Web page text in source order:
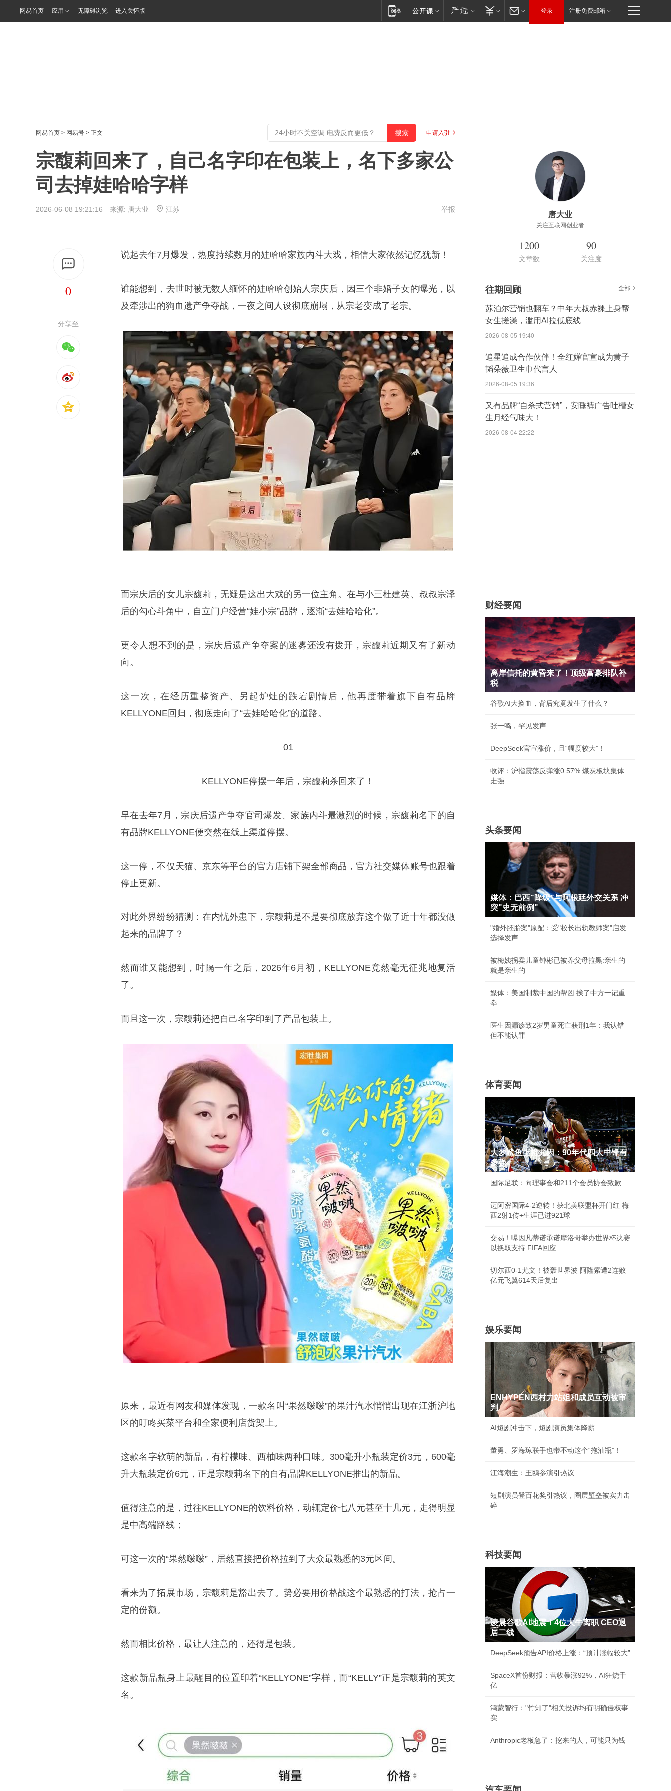
网易首页 应用 无障碍浏览 进入关怀版 登录 注册免费邮箱
网易首页 > 网易号 > 正文 申请入驻
宗馥莉回来了，自己名字印在包装上，名下多家公
司去掉娃哈哈字样
2026-06-08 19:21:16 来源: 唐大业 江苏 举报
0
分享至
说起去年7月爆发，热度持续数月的娃哈哈家族内斗大戏，相信大家依然记忆犹新！
谁能想到，去世时被无数人缅怀的娃哈哈创始人宗庆后，因三个非婚子女的曝光，以
及牵涉出的狗血遗产争夺战，一夜之间人设彻底崩塌，从宗老变成了老宗。
而宗庆后的女儿宗馥莉，无疑是这出大戏的另一位主角。在与小三杜建英、叔叔宗泽
后的勾心斗角中，自立门户经营“娃小宗”品牌，逐渐“去娃哈哈化”。
更令人想不到的是，宗庆后遗产争夺案的迷雾还没有拨开，宗馥莉近期又有了新动
向。
这一次，在经历重整资产、另起炉灶的跌宕剧情后，他再度带着旗下自有品牌
KELLYONE回归，彻底走向了“去娃哈哈化”的道路。
01
KELLYONE停摆一年后，宗馥莉杀回来了！
早在去年7月，宗庆后遗产争夺官司爆发、家族内斗最激烈的时候，宗馥莉名下的自
有品牌KELLYONE便突然在线上渠道停摆。
这一停，不仅天猫、京东等平台的官方店铺下架全部商品，官方社交媒体账号也跟着
停止更新。
对此外界纷纷猜测：在内忧外患下，宗馥莉是不是要彻底放弃这个做了近十年都没做
起来的品牌了？
然而谁又能想到，时隔一年之后，2026年6月初，KELLYONE竟然毫无征兆地复活
了。
而且这一次，宗馥莉还把自己名字印到了产品包装上。
原来，最近有网友和媒体发现，一款名叫“果然啵啵”的果汁汽水悄悄出现在江浙沪地
区的叮咚买菜平台和全家便利店货架上。
这款名字软萌的新品，有柠檬味、西柚味两种口味。300毫升小瓶装定价3元，600毫
升大瓶装定价6元，正是宗馥莉名下的自有品牌KELLYONE推出的新品。
值得注意的是，过往KELLYONE的饮料价格，动辄定价七八元甚至十几元，走得明显
是中高端路线；
可这一次的“果然啵啵”，居然直接把价格拉到了大众最熟悉的3元区间。
看来为了拓展市场，宗馥莉是豁出去了。势必要用价格战这个最熟悉的打法，抢占一
定的份额。
然而相比价格，最让人注意的，还得是包装。
这款新品瓶身上最醒目的位置印着“KELLYONE”字样，而“KELLY”正是宗馥莉的英文
名。
唐大业
关注互联网创业者
1200
文章数
90
关注度
往期回顾 全部
苏泊尔营销也翻车？中年大叔赤裸上身帮
女生搓澡，滥用AI拉低底线
2026-08-05 19:40
追星追成合作伙伴！全红婵官宣成为黄子
韬朵薇卫生巾代言人
2026-08-05 19:36
又有品牌“自杀式营销”，安睡裤广告吐槽女
生月经气味大！
2026-08-04 22:22
财经要闻
离岸信托的黄昏来了！顶级富豪排队补
税
谷歌AI大换血，背后究竟发生了什么？
张一鸣，罕见发声
DeepSeek官宣涨价，且“幅度较大”！
收评：沪指震荡反弹涨0.57% 煤炭板块集体
走强
头条要闻
媒体：巴西"降级"与阿根廷外交关系 冲
突"史无前例"
"婚外胚胎案"原配：受"校长出轨教师案"启发
选择发声
被梅姨拐卖儿童钟彬已被养父母拉黑:亲生的
就是亲生的
媒体：美国制裁中国的帮凶 挨了中方一记重
拳
医生因漏诊致2岁男童死亡获刑1年：我认错
但不能认罪
体育要闻
大梦鲨鱼上将尤因：90年代四大中锋有
多强
国际足联：向理事会和211个会员协会致歉
迈阿密国际4-2逆转！获北美联盟杯开门红 梅
西2射1传+生涯已进921球
交易！曝因凡蒂诺承诺摩洛哥举办世界杯决赛
以换取支持 FIFA回应
切尔西0-1尤文！被轰世界波 阿隆索遭2连败
亿元飞翼614天后复出
娱乐要闻
ENHYPEN西村力站姐和成员互动被审
判
AI短剧冲击下，短剧演员集体降薪
董勇、罗海琼联手也带不动这个“拖油瓶”！
江海潮生：王鸥参演引热议
短剧演员登百花奖引热议，圈层壁垒被实力击
碎
科技要闻
凌晨谷歌AI地震！4位大牛离职 CEO退
居二线
DeepSeek预告API价格上涨：“预计涨幅较大”
SpaceX首份财报：营收暴涨92%，AI狂烧千
亿
鸿蒙智行："竹知了"相关投诉均有明确侵权事
实
Anthropic老板急了：挖来的人，可能只为钱